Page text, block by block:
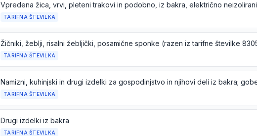
Vpredena žica, vrvi, pleteni trakovi in podobno, iz bakra, električno neizolirani
TARIFNA ŠTEVILKA
TARIFNA ŠTEVILKA
TARIFNA ŠTEVILKA
Drugi izdelki iz bakra
TARIFNA ŠTEVILKA